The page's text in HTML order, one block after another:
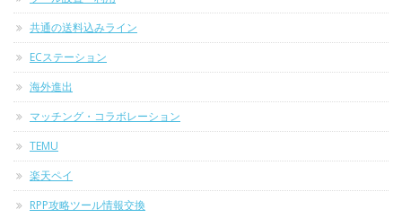
共通の送料込みライン
ECステーション
海外進出
マッチング・コラボレーション
TEMU
楽天ペイ
RPP攻略ツール情報交換